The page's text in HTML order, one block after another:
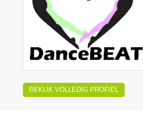
BEKIJK VOLLEDIG PROFIEL